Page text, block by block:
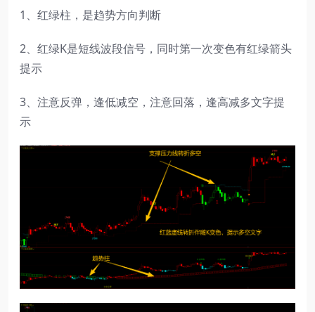
1、红绿柱，是趋势方向判断
2、红绿K是短线波段信号，同时第一次变色有红绿箭头
提示
3、注意反弹，逢低减空，注意回落，逢高减多文字提
示